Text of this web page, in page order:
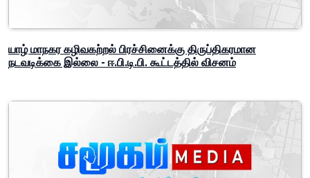
யாழ் மாநகர கழிவகற்றல் பிரச்சினைக்கு திருப்திகரமான
நடவடிக்கை இல்லை - ஈ.பி.டி.பி. கூட்டத்தில் விசனம்